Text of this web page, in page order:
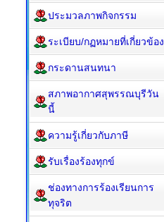
ประมวลภาพกิจกรรม
ระเบียบ/กฏหมายที่เกี่ยวข้อง
กระดานสนทนา
สภาพอากาศสุพรรณบุรีวัน
นี้
ความรู้เกี่ยวกับภาษี
รับเรื่องร้องทุกข์
ช่องทางการร้องเรียนการ
ทุจริต